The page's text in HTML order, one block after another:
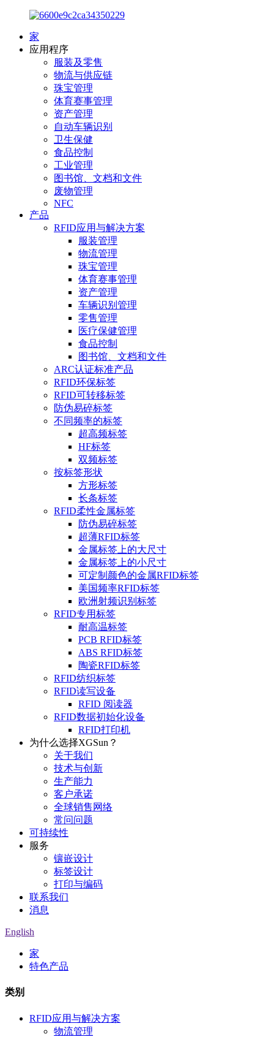
家
应用程序
服装及零售
物流与供应链
珠宝管理
体育赛事管理
资产管理
自动车辆识别
卫生保健
食品控制
工业管理
图书馆、文档和文件
废物管理
NFC
产品
RFID应用与解决方案
服装管理
物流管理
珠宝管理
体育赛事管理
资产管理
车辆识别管理
零售管理
医疗保健管理
食品控制
图书馆、文档和文件
ARC认证标准产品
RFID环保标签
RFID可转移标签
防伪易碎标签
不同频率的标签
超高频标签
HF标签
双频标签
按标签形状
方形标签
长条标签
RFID柔性金属标签
防伪易碎标签
超薄RFID标签
金属标签上的大尺寸
金属标签上的小尺寸
可定制颜色的金属RFID标签
美国频率RFID标签
欧洲射频识别标签
RFID专用标签
耐高温标签
PCB RFID标签
ABS RFID标签
陶瓷RFID标签
RFID纺织标签
RFID读写设备
RFID 阅读器
RFID数据初始化设备
RFID打印机
为什么选择XGSun？
关于我们
技术与创新
生产能力
客户承诺
全球销售网络
常问问题
可持续性
服务
镶嵌设计
标签设计
打印与编码
联系我们
消息
English
家
特色产品
类别
RFID应用与解决方案
物流管理